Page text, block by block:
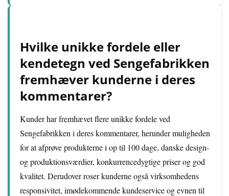
Hvilke unikke fordele eller
kendetegn ved Sengefabrikken
fremhæver kunderne i deres
kommentarer?
Kunder har fremhævet flere unikke fordele ved
Sengefabrikken i deres kommentarer, herunder muligheden
for at afprøve produkterne i op til 100 dage, danske design-
og produktionsværdier, konkurrencedygtige priser og god
kvalitet. Derudover roser kunderne også virksomhedens
responsivitet, imødekommende kundeservice og evnen til